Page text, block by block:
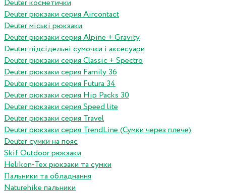
Deuter косметички
Deuter рюкзаки серия Aircontact
Deuter міські рюкзаки
Deuter рюкзаки серия Alpine + Gravity
Deuter підсідельні сумочки і аксесуари
Deuter рюкзаки серия Classic + Spectro
Deuter рюкзаки серия Family 36
Deuter рюкзаки серия Futura 34
Deuter рюкзаки серия Hip Packs 30
Deuter рюкзаки серия Speed lite
Deuter рюкзаки серия Travel
Deuter рюкзаки серия TrendLine (Сумки через плече)
Deuter сумки на пояс
Skif Outdoor рюкзаки
Helikon-Tex рюкзаки та сумки
Пальники та обладнання
Naturehike пальники